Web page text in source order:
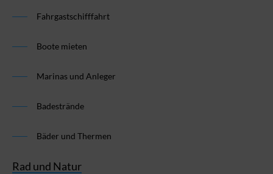
Fahrgastschifffahrt
Boote mieten
Marinas und Anleger
Badestrände
Bäder und Thermen
Rad und Natur